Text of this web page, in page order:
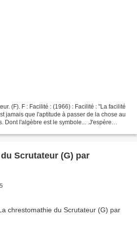
(F). F : Facilité : (1966) : Facilité : "La facilité
jamais que l'aptitude à passer de la chose au
Dont l'algèbre est le symbole... .J'espère
Scrutateur (G) par